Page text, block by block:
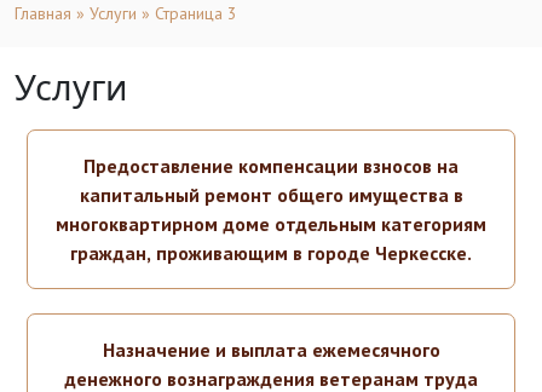
Главная » Услуги » Страница 3
Услуги
Предоставление компенсации взносов на
капитальный ремонт общего имущества в
многоквартирном доме отдельным категориям
граждан, проживающим в городе Черкесске.
Назначение и выплата ежемесячного
денежного вознаграждения ветеранам труда